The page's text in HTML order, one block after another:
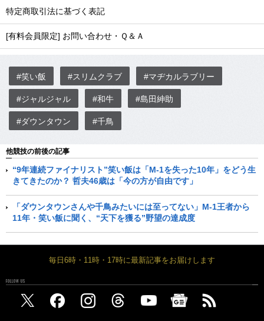
特定商取引法に基づく表記
[有料会員限定] お問い合わせ・Ｑ＆Ａ
#笑い飯 #スリムクラブ #マヂカルラブリー
#ジャルジャル #和牛 #島田紳助
#ダウンタウン #千鳥
他競技の前後の記事
“9年連続ファイナリスト”笑い飯は「M-1を失った10年」をどう生
きてきたのか？ 哲夫46歳は「今の方が自由です」
「ダウンタウンさんや千鳥みたいには至ってない」M-1王者から
11年・笑い飯に聞く、“天下を獲る”野望の達成度
毎日6時・11時・17時に最新記事をお届けします
FOLLOW US